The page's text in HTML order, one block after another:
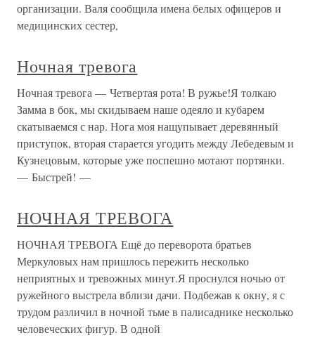
организации. Валя сообщила имена белых офицеров и
медицинских сестер,
Ночная тревога
Ночная тревога — Четвертая рота! В ружье!Я толкаю
Замма в бок, мы скидываем наше одеяло и кубарем
скатываемся с нар. Нога моя нащупывает деревянный
приступок, вторая старается угодить между Лебедевым и
Кузнецовым, которые уже поспешно мотают портянки.
— Быстрей! —
НОЧНАЯ ТРЕВОГА
НОЧНАЯ ТРЕВОГА Ещё до переворота братьев
Меркуловых нам пришлось пережить несколько
неприятных и тревожных минут.Я проснулся ночью от
ружейного выстрела вблизи дачи. Подбежав к окну, я с
трудом различил в ночной тьме в палисаднике несколько
человеческих фигур. В одной